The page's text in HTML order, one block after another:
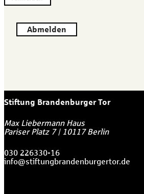
Abmelden
Stiftung Brandenburger Tor
Max Liebermann Haus
Pariser Platz 7| 10117 Berlin
030 226330-16
info@stiftungbrandenburgertor.de